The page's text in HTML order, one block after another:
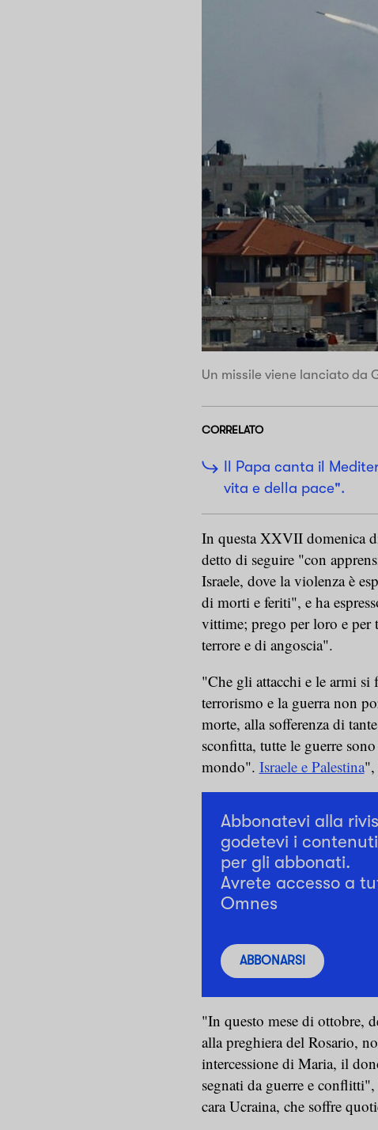
Un missile viene lanciato da
CORRELATO
Il Papa canta il
vita e della pace".
In questa XXVII domenica
detto di seguire "con
Israele, dove la violenza è
di morti e feriti", e ha
vittime; prego per loro e
terrore e di angoscia".
"Che gli attacchi e le armi si
terrorismo e la guerra non
morte, alla sofferenza di
sconfitta, tutte le guerre
mondo". Israele e Palestina",
Abbonatevi alla
godetevi i
per gli abbonati.
Avrete accesso a
Omnes
ABBONARSI
"In questo mese di ottobre,
alla preghiera del Rosario,
intercessione di Maria, il
segnati da guerre e
cara Ucraina, che soffre